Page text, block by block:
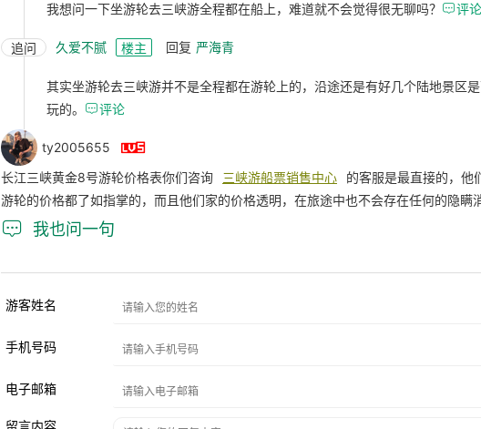
我想问一下坐游轮去三峡游全程都在船上，难道就不会觉得很无聊吗？ 评论
追问 久爱不腻 楼主 回复 严海青
其实坐游轮去三峡游并不是全程都在游轮上的，沿途还是有好几个陆地景区
玩的。 评论
ty2005655 
长江三峡黄金8号游轮价格表你们咨询 三峡游船票销售中心
的客服是最直接的，他
游轮的价格都了如指掌的，而且他们家的价格透明，在旅途中也不会存在任何的隐瞒
 我也问一句
游客姓名
手机号码
电子邮箱